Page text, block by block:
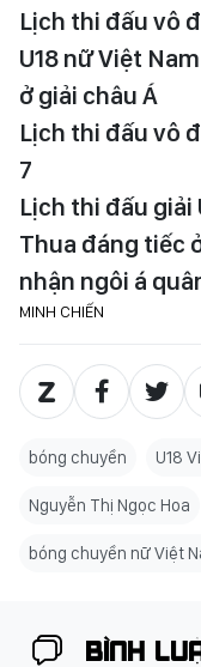
Lịch thi đấu vô
U18 nữ Việt
ở giải châu Á
Lịch thi đấu vô
7
Lịch thi đấu giải
Thua đáng tiếc
nhận ngôi á
MINH CHIẾN
bóng chuyền U18
Nguyễn Thị Ngọc Hoa
bóng chuyền nữ Việt
BÌNH